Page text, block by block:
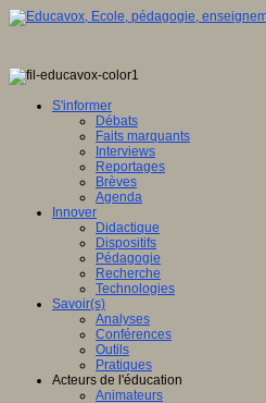
S'informer
Débats
Faits marquants
Interviews
Reportages
Brèves
Agenda
Innover
Didactique
Dispositifs
Pédagogie
Recherche
Technologies
Savoir(s)
Analyses
Conférences
Outils
Pratiques
Acteurs de l'éducation
Animateurs